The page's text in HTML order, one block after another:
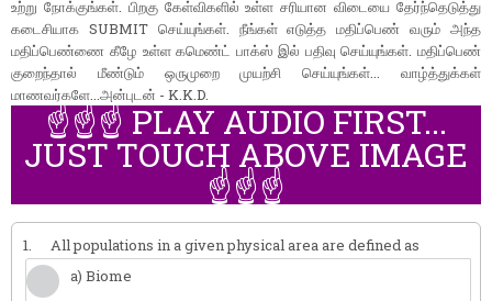
உற்று நோக்குங்கள். பிறகு கேள்விகளில் உள்ள சரியான விடையை தேர்ந்தெடுத்து
கடைசியாக SUBMIT செய்யுங்கள். நீங்கள் எடுத்த மதிப்பெண் வரும் அந்த
மதிப்பெண்ணை கீழே உள்ள கமெண்ட் பாக்ஸ் இல் பதிவு செய்யுங்கள். மதிப்பெண்
குறைந்தால் மீண்டும் ஒருமுறை முயற்சி செய்யுங்கள்... வாழ்த்துக்கள்
மாணவர்களே...அன்புடன் - K.K.D.
☝️☝️☝️ PLAY AUDIO FIRST...
JUST TOUCH ABOVE IMAGE
☝️☝️☝️
1.
All populations in a given physical area are defined as
a) Biome